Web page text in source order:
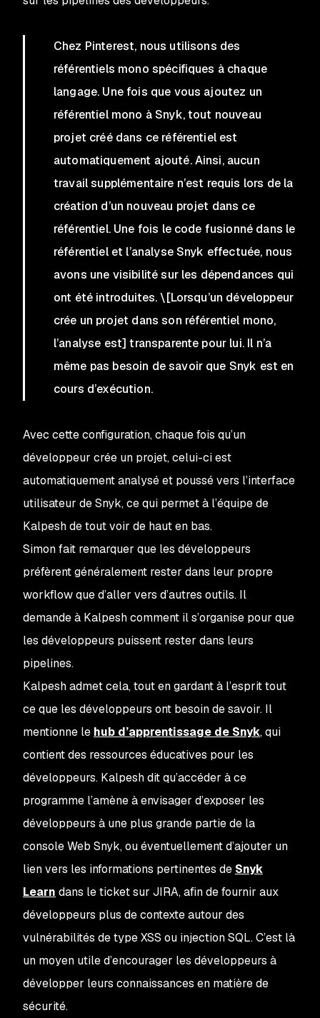
Chez Pinterest, nous utilisons des
référentiels mono spécifiques à chaque
langage. Une fois que vous ajoutez un
référentiel mono à Snyk, tout nouveau
projet créé dans ce référentiel est
automatiquement ajouté. Ainsi, aucun
travail supplémentaire n’est requis lors de la
création d’un nouveau projet dans ce
référentiel. Une fois le code fusionné dans le
référentiel et l’analyse Snyk effectuée, nous
avons une visibilité sur les dépendances qui
ont été introduites. \[Lorsqu’un développeur
crée un projet dans son référentiel mono,
l’analyse est] transparente pour lui. Il n’a
même pas besoin de savoir que Snyk est en
cours d’exécution.
Avec cette configuration, chaque fois qu’un
développeur crée un projet, celui-ci est
automatiquement analysé et poussé vers l’interface
utilisateur de Snyk, ce qui permet à l’équipe de
Kalpesh de tout voir de haut en bas.
Simon fait remarquer que les développeurs
préfèrent généralement rester dans leur propre
workflow que d’aller vers d’autres outils. Il
demande à Kalpesh comment il s’organise pour que
les développeurs puissent rester dans leurs
pipelines.
Kalpesh admet cela, tout en gardant à l’esprit tout
ce que les développeurs ont besoin de savoir. Il
mentionne le hub d’apprentissage de Snyk, qui
contient des ressources éducatives pour les
développeurs. Kalpesh dit qu’accéder à ce
programme l’amène à envisager d’exposer les
développeurs à une plus grande partie de la
console Web Snyk, ou éventuellement d’ajouter un
lien vers les informations pertinentes de Snyk
Learn dans le ticket sur JIRA, afin de fournir aux
développeurs plus de contexte autour des
vulnérabilités de type XSS ou injection SQL. C’est là
un moyen utile d’encourager les développeurs à
développer leurs connaissances en matière de
sécurité.